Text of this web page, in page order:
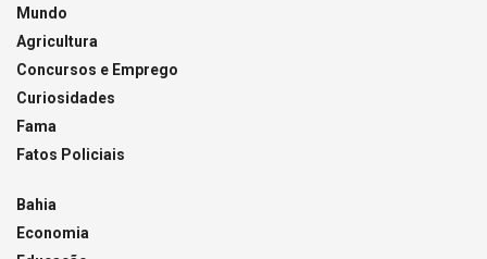
Mundo
Agricultura
Concursos e Emprego
Curiosidades
Fama
Fatos Policiais
Bahia
Economia